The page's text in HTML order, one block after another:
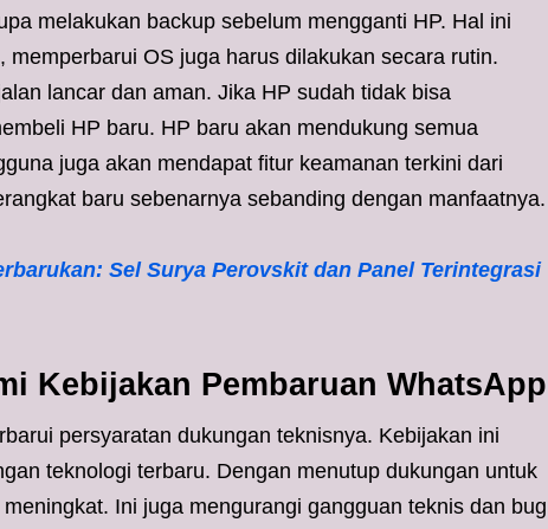
melakukan backup sebelum mengganti HP. Hal ini
OS juga harus dilakukan secara rutin.
lancar dan aman. Jika HP sudah tidak bisa
HP baru. HP baru akan mendukung semua
juga akan mendapat fitur keamanan terkini dari
baru sebenarnya sebanding dengan manfaatnya.
Sel Surya Perovskit dan Panel Terintegrasi
Kebijakan Pembaruan WhatsApp
persyaratan dukungan teknisnya. Kebijakan ini
teknologi terbaru. Dengan menutup dukungan untuk
Ini juga mengurangi gangguan teknis dan bug